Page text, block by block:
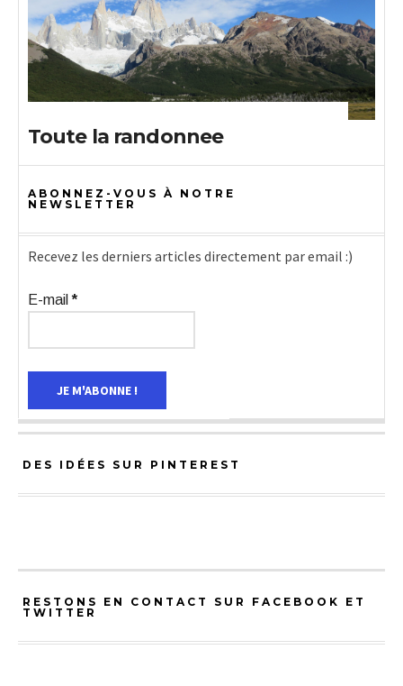
Toute la randonnee
ABONNEZ-VOUS À NOTRE
NEWSLETTER
Recevez les derniers articles directement par email :)
E-mail*
DES IDÉES SUR PINTEREST
RESTONS EN CONTACT SUR FACEBOOK ET
TWITTER